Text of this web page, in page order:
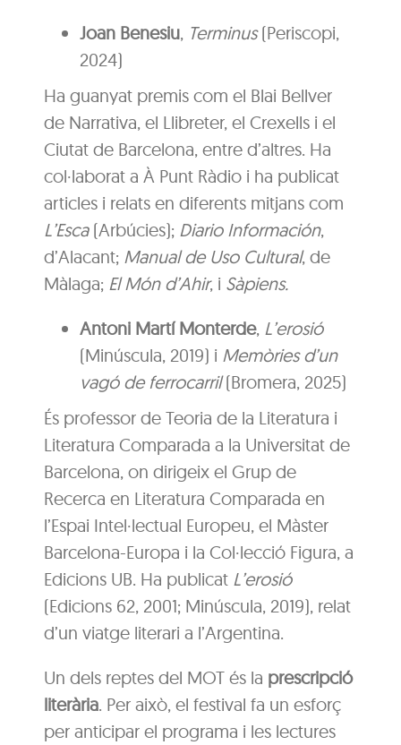
Joan Benesiu, Terminus(Periscopi,
2024)
Ha guanyat premis com el Blai Bellver
de Narrativa, el Llibreter, el Crexells i el
Ciutat de Barcelona, entre d’altres. Ha
col·laborat a À Punt Ràdio i ha publicat
articles i relats en diferents mitjans com
L’Esca(Arbúcies); Diario Información,
d’Alacant; Manual de Uso Cultural, de
Màlaga; El Món d’Ahir, i Sàpiens.
Antoni Martí Monterde, L’erosió
(Minúscula, 2019) i Memòries d’un
vagó de ferrocarril(Bromera, 2025)
És professor de Teoria de la Literatura i
Literatura Comparada a la Universitat de
Barcelona, on dirigeix el Grup de
Recerca en Literatura Comparada en
l’Espai Intel·lectual Europeu, el Màster
Barcelona-Europa i la Col·lecció Figura, a
Edicions UB. Ha publicat L’erosió
(Edicions 62, 2001; Minúscula, 2019), relat
d’un viatge literari a l’Argentina.
Un dels reptes del MOT és la prescripció
literària. Per això, el festival fa un esforç
per anticipar el programa i les lectures